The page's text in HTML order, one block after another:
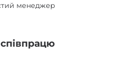
менеджер